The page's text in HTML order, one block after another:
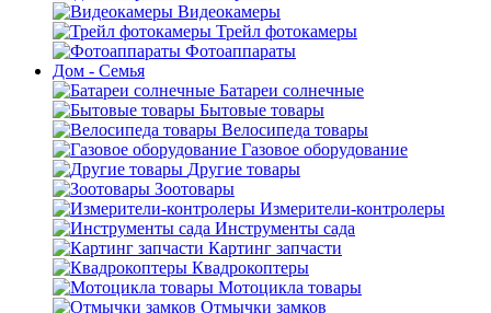
Видеокамеры
Трейл фотокамеры
Фотоаппараты
Дом - Семья
Батареи солнечные
Бытовые товары
Велосипеда товары
Газовое оборудование
Другие товары
Зоотовары
Измерители-контролеры
Инструменты сада
Картинг запчасти
Квадрокоптеры
Мотоцикла товары
Отмычки замков